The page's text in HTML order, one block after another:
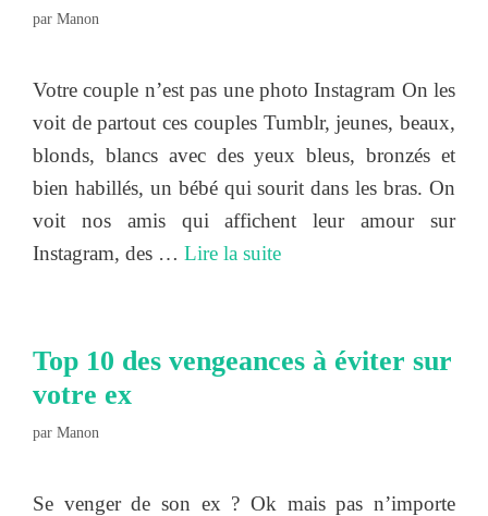
par Manon
Votre couple n’est pas une photo Instagram On les
voit de partout ces couples Tumblr, jeunes, beaux,
blonds, blancs avec des yeux bleus, bronzés et
bien habillés, un bébé qui sourit dans les bras. On
voit nos amis qui affichent leur amour sur
Instagram, des … Lire la suite
Top 10 des vengeances à éviter sur
votre ex
par Manon
Se venger de son ex ? Ok mais pas n’importe